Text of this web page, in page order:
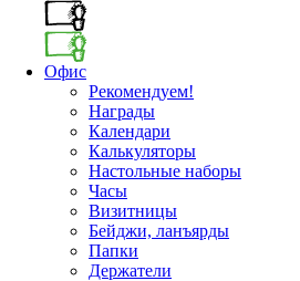
Офис
Рекомендуем!
Награды
Календари
Калькуляторы
Настольные наборы
Часы
Визитницы
Бейджи, ланъярды
Папки
Держатели